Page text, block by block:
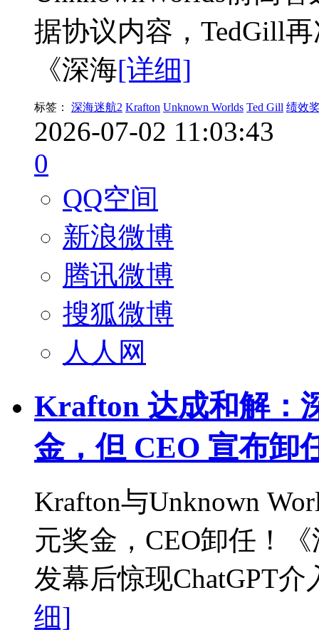
据协议内容，TedGill
《深海[详细]
标签： 深海迷航2 Krafton Unknown Worlds Ted Gill 绩效
2026-07-02 11:03:43
0
QQ空间
新浪微博
腾讯微博
搜狐微博
人人网
Krafton 达成和解：
金，但 CEO 宣布卸
Krafton与Unknown
元奖金，CEO卸任！
发幕后惊现ChatGPT
细]